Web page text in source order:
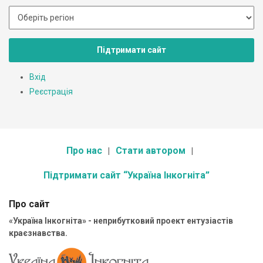
Підтримати сайт
Вхід
Реєстрація
Про нас Стати автором
Підтримати сайт “Україна Інкогніта”
Про сайт
«Україна Інкогніта» - неприбутковий проект ентузіастів
краєзнавства.